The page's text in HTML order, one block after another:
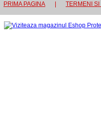
PRIMA PAGINA TERMENI SI